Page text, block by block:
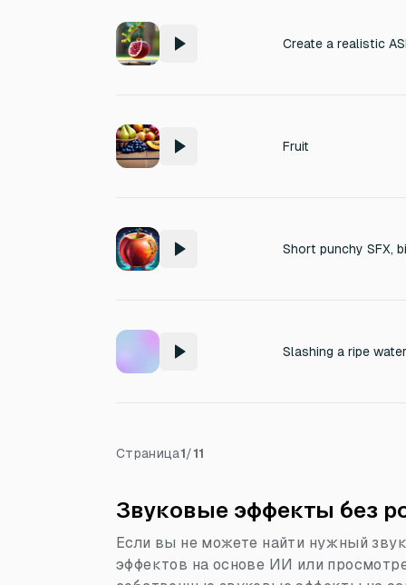
Fruit
Страница1/11
Звуковые эффекты без
Если вы не можете найти нужный
эффектов на основе ИИ или